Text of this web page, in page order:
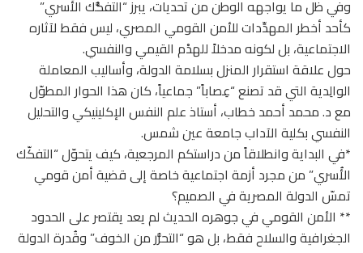
وفي ظل ما يواجهه الوطن من تحديات، يبرز “التفكُّك الأُسري”
كأحد أخطر المهدِّدات للأمن القومي المصري، ليس فقط لآثاره
الاجتماعية، بل لكونه مدخلاً للهدْم القيمي والنفسي.
حول علاقة استقرار المنزل بسلامة الدولة، وأساليب المعاملة
الوالِدية التي قد تصنع “عِصاباً” جماعياً، كان هذا الحوار المطوّل
مع د. محمد أحمد خطاب، أستاذ علم النفس الإكلينيكي والتحليل
النفسي بكلية الآداب جامعة عين شمس.
*في البداية وانطلاقاً من دراستكم المرجعية، كيف يتحوّل “التفكّك
الأُسري” من مجرد أزمة اجتماعية خاصة إلى قضية أمن قومي
تمسّ الدولة المصرية في الصميم؟
** الأمن القومي في جوهره الحديث لم يعد يقتصر على الحدود
الجغرافية والسلاح فقط، بل هو “التحرُّر من الخوف” وقُدرة الدولة